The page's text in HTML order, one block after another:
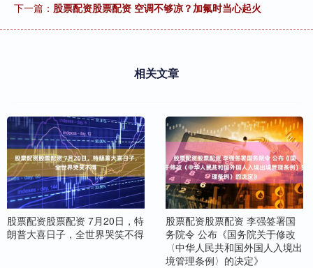
下一篇： 股票配资股票配资 空调不够凉？加氟时当心起火
相关文章
股票配资股票配资 7月20日，特
朗普大喜日子，全世界哭笑不得
股票配资股票配资 李强签署国
务院令 公布《国务院关于修改
〈中华人民共和国外国人入境出
境管理条例〉的决定》